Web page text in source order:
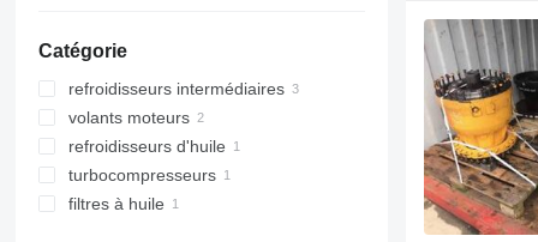
Catégorie
refroidisseurs intermédiaires
volants moteurs
refroidisseurs d'huile
turbocompresseurs
filtres à huile